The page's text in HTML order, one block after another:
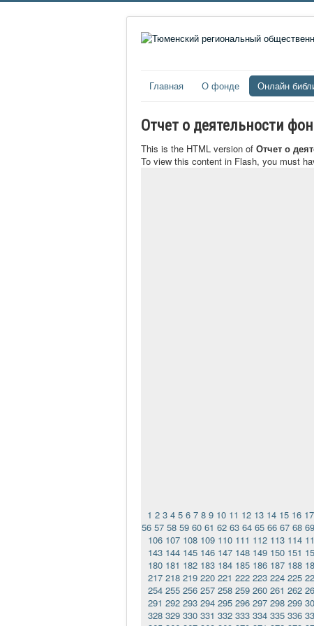
Главная О фонде Онлайн
Отчет о деятельности
This is the HTML version of Отчет о
To view this content in Flash, you must
1 2 3 4 5 6 7 8 9 10 11 12 13 14 15 16 17
56 57 58 59 60 61 62 63 64 65 66 67 68 69
106 107 108 109 110 111 112 113 114
143 144 145 146 147 148 149 150 151
180 181 182 183 184 185 186 187 188
217 218 219 220 221 222 223 224 225
254 255 256 257 258 259 260 261 262
291 292 293 294 295 296 297 298 299
328 329 330 331 332 333 334 335 336